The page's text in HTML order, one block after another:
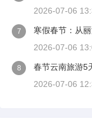
2026-07-06
7
寒假春节：从
2026-07-06
8
春节云南旅游5
2026-07-06